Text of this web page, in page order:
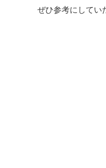
ぜひ参考にしてい